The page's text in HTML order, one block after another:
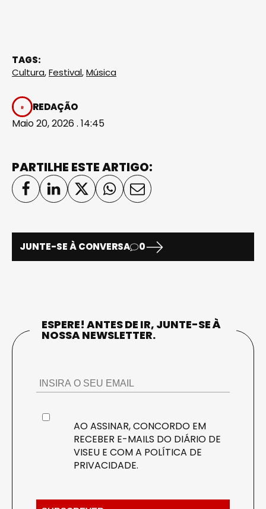
TAGS:
Cultura,Festival,Música
REDAÇÃO
Maio 20, 2026 . 14:45
PARTILHE ESTE ARTIGO:
JUNTE-SE À CONVERSA 0
ESPERE! ANTES DE IR, JUNTE-SE À
NOSSA NEWSLETTER.
AO ASSINAR, CONCORDO EM
RECEBER E-MAILS DO DIÁRIO DE
VISEU E COM A POLÍTICA DE
PRIVACIDADE.